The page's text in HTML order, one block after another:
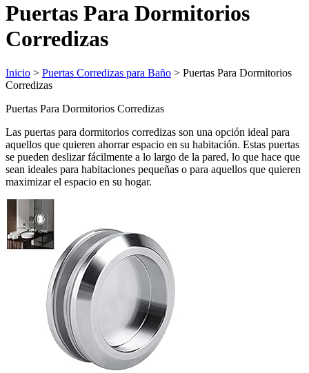
Puertas Para Dormitorios
Corredizas
Inicio > Puertas Corredizas para Baño > Puertas Para Dormitorios
Corredizas
Puertas Para Dormitorios Corredizas
Las puertas para dormitorios corredizas son una opción ideal para
aquellos que quieren ahorrar espacio en su habitación. Estas puertas
se pueden deslizar fácilmente a lo largo de la pared, lo que hace que
sean ideales para habitaciones pequeñas o para aquellos que quieren
maximizar el espacio en su hogar.